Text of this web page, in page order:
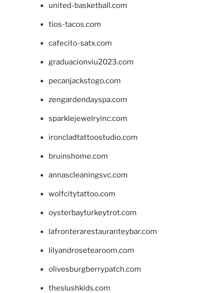
united-basketball.com
tios-tacos.com
cafecito-satx.com
graduacionviu2023.com
pecanjackstogo.com
zengardendayspa.com
sparklejewelryinc.com
ironcladtattoostudio.com
bruinshome.com
annascleaningsvc.com
wolfcitytattoo.com
oysterbayturkeytrot.com
lafronterarestauranteybar.com
lilyandrosetearoom.com
olivesburgberrypatch.com
theslushkids.com